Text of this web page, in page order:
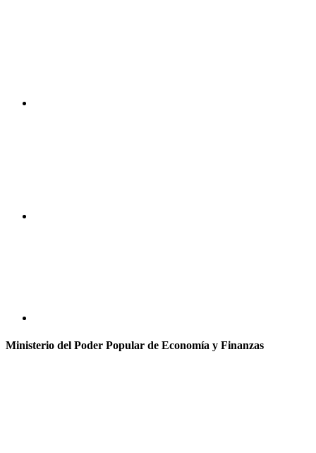
Ministerio del Poder Popular de Economía y Finanzas